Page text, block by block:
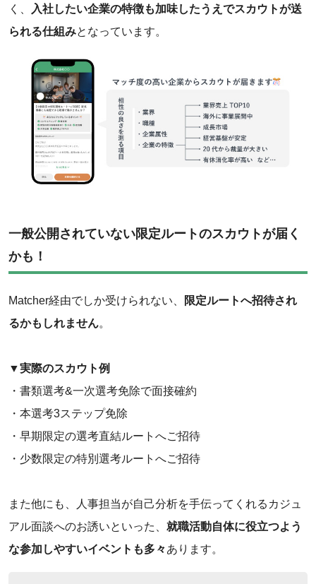
く、
入社したい企業の特徴も加味したうえでスカウトが送
られる仕組みとなっています。
一般公開されていない限定ルートのスカウトが届く
かも！
Matcher経由でしか受けられない、
限定ルートへ招待され
るかもしれません。
▼‌実際のスカウト例
・書類選考&一次選考免除で面接確約
・本選考3ステップ免除
・早期限定の選考直結ルートへご招待
・少数限定の特別選考ルートへご招待
また他にも、人事担当が自己分析を手伝ってくれるカジュ
アル面談へのお誘いといった、 就職活動自体に役立つよう
な参加しやすいイベントも多々あります。